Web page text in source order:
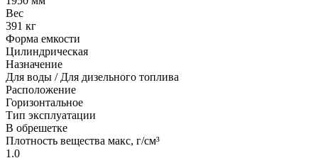
Вес
391 кг
Форма емкости
Цилиндрическая
Назначение
Для воды / Для дизельного топлива
Расположение
Горизонтальное
Тип эксплуатации
В обрешетке
Плотность вещества макс, г/см³
1.0